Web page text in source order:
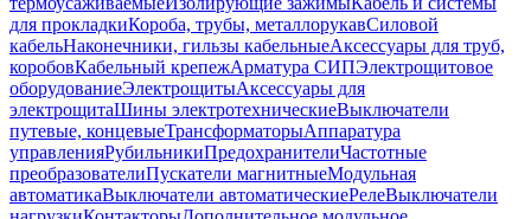
для прокладкиКороба, трубы, металлорукавСиловой
кабельНаконечники, гильзы кабельныеАксессуары для труб,
коробовКабельный крепежАрматура СИПЭлектрощитовое
оборудованиеЭлектрощитыАксессуары для
электрощитаШины электротехническиеВыключатели
путевые, концевыеТрансформаторыАппаратура
управленияРубильникиПредохранителиЧастотные
преобразователиПускатели магнитныеМодульная
автоматикаВыключатели автоматическиеРелеВыключатели